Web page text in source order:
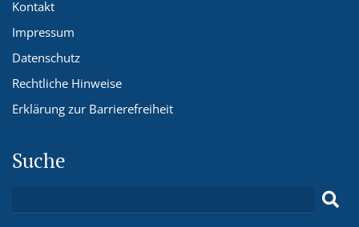
Kontakt
Impressum
Datenschutz
Rechtliche Hinweise
Erklärung zur Barrierefreiheit
Suche